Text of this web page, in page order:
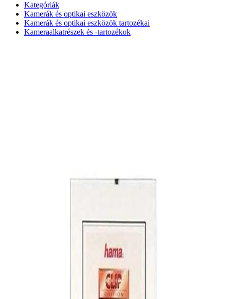
Kategóriák
Kamerák és optikai eszközök
Kamerák és optikai eszközök tartozékai
Kameraalkatrészek és -tartozékok